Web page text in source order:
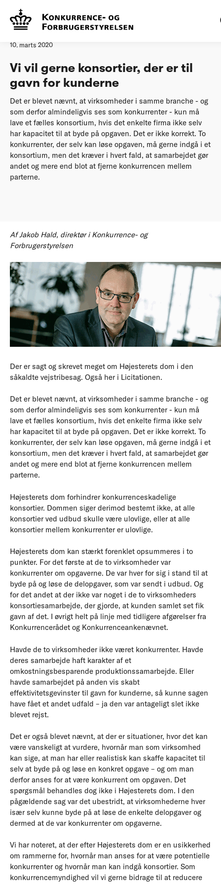
Forside
10. marts 2020
Vi vil gerne konsortier, der er til
gavn for kunderne
Det er blevet nævnt, at virksomheder i samme branche - og
som derfor almindeligvis ses som konkurrenter - kun må
lave et fælles konsortium, hvis det enkelte firma ikke selv
har kapacitet til at byde på opgaven. Det er ikke korrekt. To
konkurrenter, der selv kan løse opgaven, må gerne indgå i et
konsortium, men det kræver i hvert fald, at samarbejdet gør
andet og mere end blot at fjerne konkurrencen mellem
parterne.
Af Jakob Hald, direktør i Konkurrence- og
Forbrugerstyrelsen
Der er sagt og skrevet meget om Højesterets dom i den
såkaldte vejstribesag. Også her i Licitationen.
Det er blevet nævnt, at virksomheder i samme branche - og
som derfor almindeligvis ses som konkurrenter - kun må
lave et fælles konsortium, hvis det enkelte firma ikke selv
har kapacitet til at byde på opgaven. Det er ikke korrekt. To
konkurrenter, der selv kan løse opgaven, må gerne indgå i et
konsortium, men det kræver i hvert fald, at samarbejdet gør
andet og mere end blot at fjerne konkurrencen mellem
parterne.
Højesterets dom forhindrer konkurrenceskadelige
konsortier. Dommen siger derimod bestemt ikke, at alle
konsortier ved udbud skulle være ulovlige, eller at alle
konsortier mellem konkurrenter er ulovlige.
Højesterets dom kan stærkt forenklet opsummeres i to
punkter. For det første at de to virksomheder var
konkurrenter om opgaverne. De var hver for sig i stand til at
byde på og løse de delopgaver, som var sendt i udbud. Og
for det andet at der ikke var noget i de to virksomheders
konsortiesamarbejde, der gjorde, at kunden samlet set fik
gavn af det. I øvrigt helt på linje med tidligere afgørelser fra
Konkurrencerådet og Konkurrenceankenævnet.
Havde de to virksomheder ikke været konkurrenter. Havde
deres samarbejde haft karakter af et
omkostningsbesparende produktionssamarbejde. Eller
havde samarbejdet på anden vis skabt
effektivitetsgevinster til gavn for kunderne, så kunne sagen
have fået et andet udfald – ja den var antageligt slet ikke
blevet rejst.
Det er også blevet nævnt, at der er situationer, hvor det kan
være vanskeligt at vurdere, hvornår man som virksomhed
kan sige, at man har eller realistisk kan skaffe kapacitet til
selv at byde på og løse en konkret opgave – og om man
derfor anses for at være konkurrent om opgaven. Det
spørgsmål behandles dog ikke i Højesterets dom. I den
pågældende sag var det ubestridt, at virksomhederne hver
især selv kunne byde på at løse de enkelte delopgaver og
dermed at de var konkurrenter om opgaverne.
Vi har noteret, at der efter Højesterets dom er en usikkerhed
om rammerne for, hvornår man anses for at være potentielle
konkurrenter og hvornår man kan indgå konsortier. Som
konkurrencemyndighed vil vi gerne bidrage til at reducere